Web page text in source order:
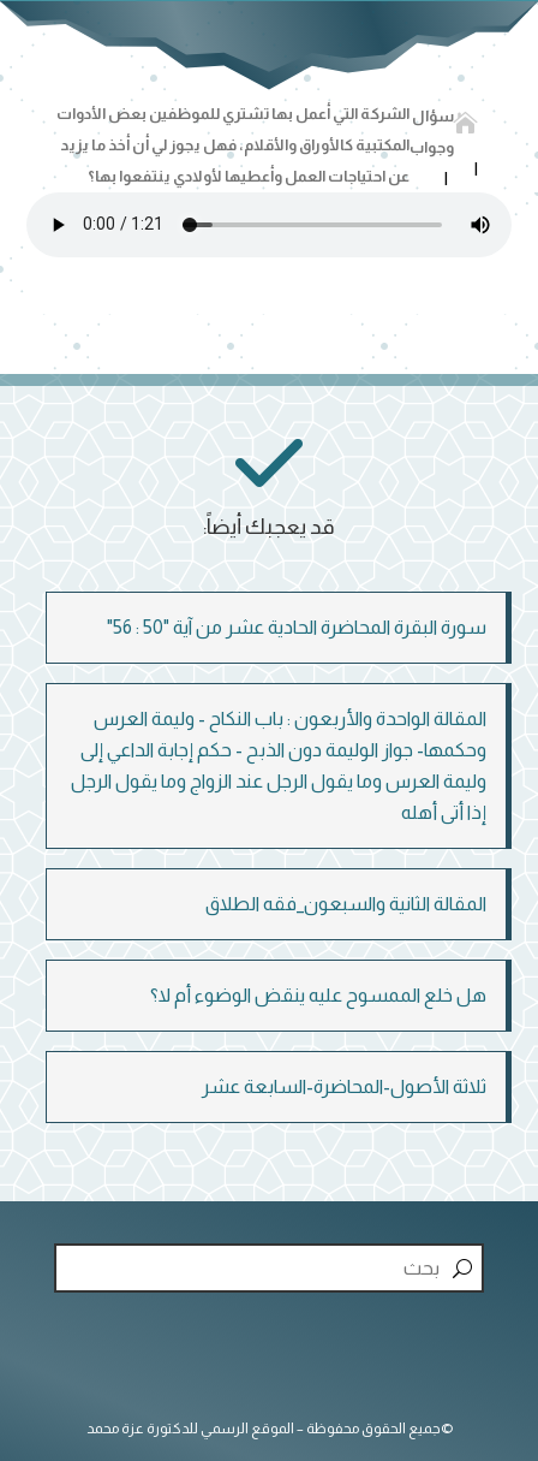
سؤال
وجواب
الشركة التي أعمل بها تشتري للموظفين بعض الأدوات
المكتبية كالأوراق والأقلام، فهل يجوز لي أن أخذ ما يزيد
عن احتياجات العمل وأعطيها لأولادي ينتفعوا بها؟
سورة البقرة المحاضرة الحادية عشر من آية "50 : 56"
المقالة الواحدة والأربعون : باب النكاح - وليمة العرس
وحكمها- جواز الوليمة دون الذبح - حكم إجابة الداعي إلى
وليمة العرس وما يقول الرجل عند الزواج وما يقول الرجل
إذا أتى أهله
المقالة الثانية والسبعون_فقه الطلاق
هل خلع الممسوح عليه ينقض الوضوء أم لا؟
ثلاثة الأصول-المحاضرة-السابعة عشر
قد يعجبك أيضاً:
©جميع الحقوق محفوظة – الموقع الرسمي للدكتورة عزة محمد